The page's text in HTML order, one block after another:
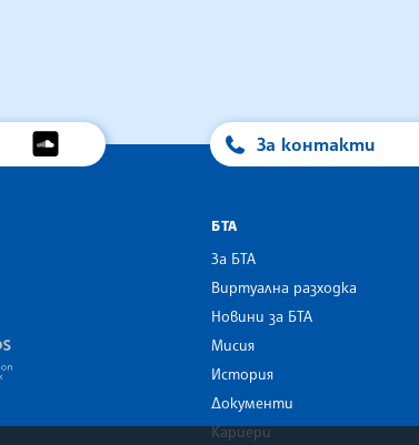
За контакти
MINDS Media Innovation Network
БТА
За БТА
Виртуална разходка
Новини за БТА
Мисия
История
Документи
Кариери